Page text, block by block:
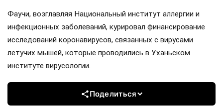
Фаучи, возглавляя Национальный институт аллергии и
инфекционных заболеваний, курировал финансирование
исследований коронавирусов, связанных с вирусами
летучих мышей, которые проводились в Уханьском
институте вирусологии.
Поделиться